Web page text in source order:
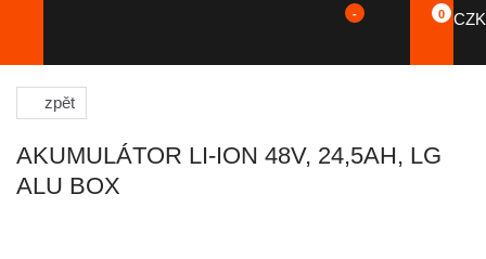
- 0 CZK
zpět
AKUMULÁTOR LI-ION 48V, 24,5AH, LG
ALU BOX